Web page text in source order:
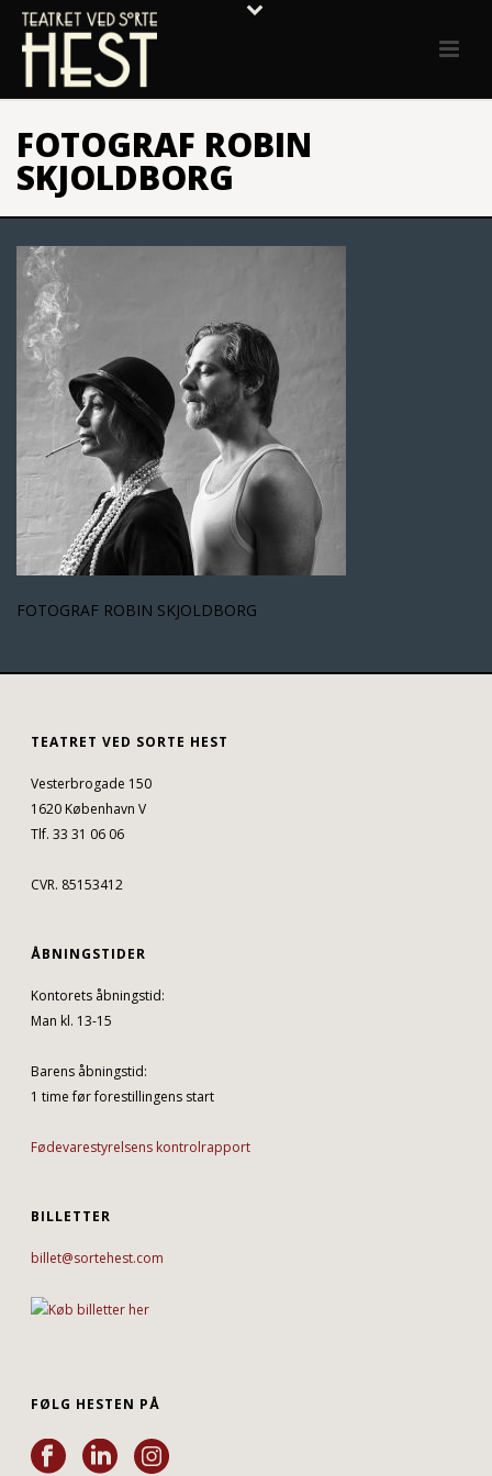
FOTOGRAF ROBIN
SKJOLDBORG
FOTOGRAF ROBIN SKJOLDBORG
TEATRET VED SORTE HEST
Vesterbrogade 150
1620 København V
Tlf. 33 31 06 06
CVR. 85153412
ÅBNINGSTIDER
Kontorets åbningstid:
Man kl. 13-15
Barens åbningstid:
1 time før forestillingens start
Fødevarestyrelsens kontrolrapport
BILLETTER
billet@sortehest.com
FØLG HESTEN PÅ